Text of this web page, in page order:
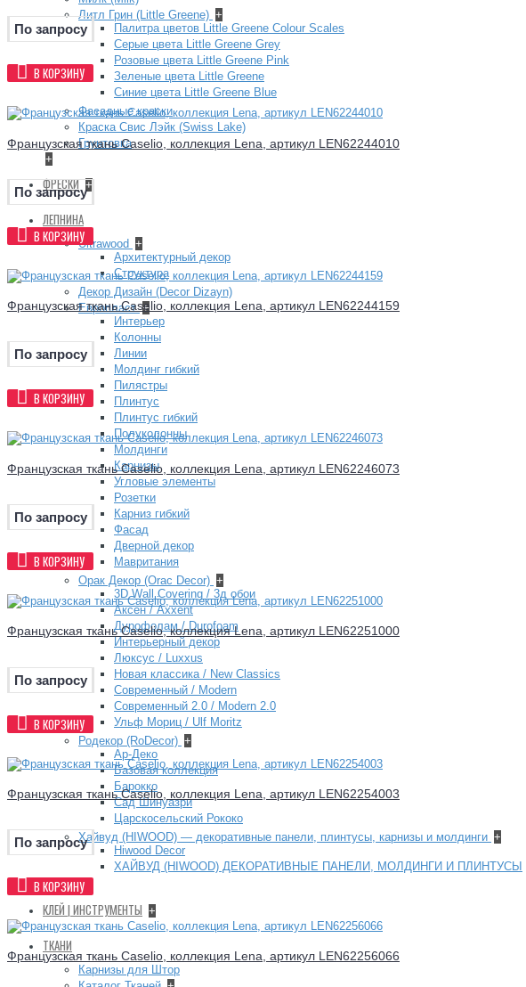
Литл Грин (Little Greene) +
Палитра цветов Little Greene Colour Scales
Серые цвета Little Greene Grey
Розовые цвета Little Greene Pink
Зеленые цвета Little Greene
Синие цвета Little Greene Blue
Фасадные краски
Краска Свис Лэйк (Swiss Lake)
Грунтовка
+
ФРЕСКИ +
ЛЕПНИНА
Ultrawood +
Архитектурный декор
Структура
Декор Дизайн (Decor Dizayn)
Европласт +
Интерьер
Колонны
Линии
Молдинг гибкий
Пилястры
Плинтус
Плинтус гибкий
Полуколонны
Молдинги
Карнизы
Угловые элементы
Розетки
Карниз гибкий
Фасад
Дверной декор
Мавритания
Орак Декор (Orac Decor) +
3D Wall Covering / 3д обои
Аксен / Axxent
Дурофолам / Durofoam
Интерьерный декор
Люксус / Luxxus
Новая классика / New Classics
Современный / Modern
Современный 2.0 / Modern 2.0
Ульф Мориц / Ulf Moritz
Родекор (RoDecor) +
Ар-Деко
Базовая коллекция
Барокко
Сад Шинуазри
Царскосельский Рококо
Хайвуд (HIWOOD) — декоративные панели, плинтусы, карнизы и молдинги +
Hiwood Decor
ХАЙВУД (HIWOOD) ДЕКОРАТИВНЫЕ ПАНЕЛИ, МОЛДИНГИ И ПЛИНТУСЫ
+
КЛЕЙ | ИНСТРУМЕНТЫ +
ТКАНИ
Карнизы для Штор
По запросу
В КОРЗИНУ
Французская ткань Caselio, коллекция Lena, артикул LEN62244010
По запросу
В КОРЗИНУ
Французская ткань Caselio, коллекция Lena, артикул LEN62244159
По запросу
В КОРЗИНУ
Французская ткань Caselio, коллекция Lena, артикул LEN62246073
По запросу
В КОРЗИНУ
Французская ткань Caselio, коллекция Lena, артикул LEN62251000
По запросу
В КОРЗИНУ
Французская ткань Caselio, коллекция Lena, артикул LEN62254003
По запросу
В КОРЗИНУ
Французская ткань Caselio, коллекция Lena, артикул LEN62256066